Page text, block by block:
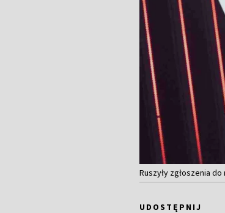
Ruszyły zgłoszenia do
UDOSTĘPNIJ